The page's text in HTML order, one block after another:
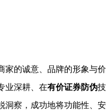
家的诚意、品牌的形象与价
业深耕、在有价证券防伪技
洞察，成功地将功能性、安